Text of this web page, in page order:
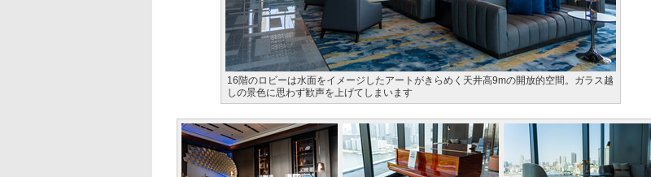
16階のロビーは水面をイメージしたアートがきらめく天井高9mの開放的空間。ガラス越
しの景色に思わず歓声を上げてしまいます